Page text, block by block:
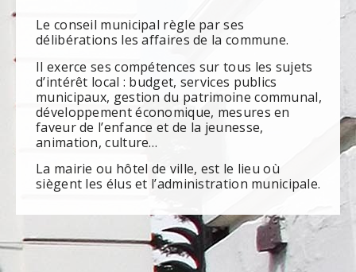
Le conseil municipal règle par ses
délibérations les affaires de la commune.
Il exerce ses compétences sur tous les sujets
d’intérêt local : budget, services publics
municipaux, gestion du patrimoine communal,
développement économique, mesures en
faveur de l’enfance et de la jeunesse,
animation, culture…
La mairie ou hôtel de ville, est le lieu où
siègent les élus et l’administration municipale.